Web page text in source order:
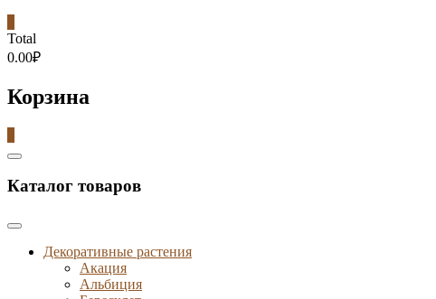
Total
0.00₽
Корзина
Catalog
Каталог товаров
Декоративные растения
Акация
Альбиция